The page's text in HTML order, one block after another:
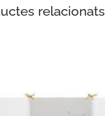
relacionats